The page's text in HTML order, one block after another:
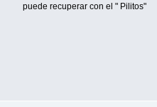
puede recuperar con el " Pilitos"